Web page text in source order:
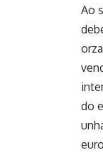
Ao
do